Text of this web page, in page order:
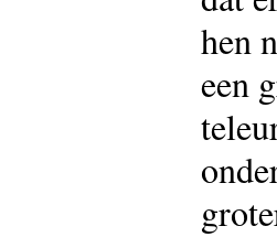
hen
een